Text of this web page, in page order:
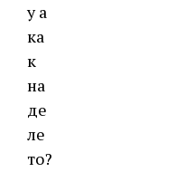
у а
ка
к
на
де
ле
то?